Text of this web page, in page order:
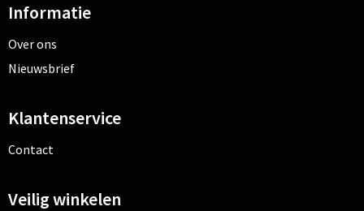
Informatie
Over ons
Nieuwsbrief
Klantenservice
Contact
Veilig winkelen